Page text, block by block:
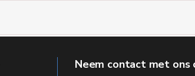
Neem contact met ons